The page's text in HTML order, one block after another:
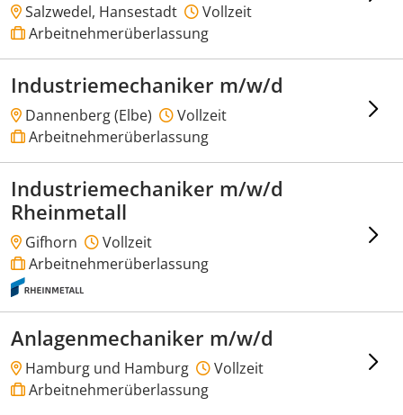
Salzwedel, Hansestadt
Vollzeit
Arbeitnehmerüberlassung
Industriemechaniker m/w/d
Dannenberg (Elbe)
Vollzeit
Arbeitnehmerüberlassung
Industriemechaniker m/w/d
Rheinmetall
Gifhorn
Vollzeit
Arbeitnehmerüberlassung
Anlagenmechaniker m/w/d
Hamburg und Hamburg
Vollzeit
Arbeitnehmerüberlassung